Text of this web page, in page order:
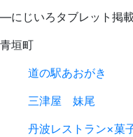
—にじいろタブレット
青垣町
道の駅あおがき
三津屋 妹尾
丹波レストラン×菓